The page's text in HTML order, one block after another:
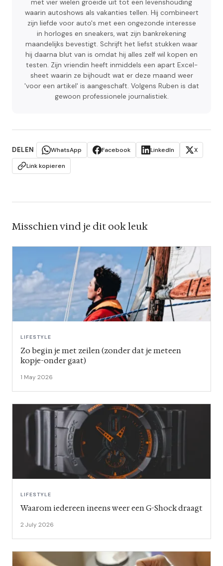
met vier wielen groeide uit tot een levenshouding
waarin autoshows als vakanties tellen. Hij combineert
zijn liefde voor auto's met een ongezonde interesse
in horloges en sneakers, wat zijn bankrekening
maandelijks bevestigt. Schrijft het liefst stukken waar
hij daarna blut van is omdat hij alles zelf wil kopen en
testen. Zijn vriendin heeft inmiddels een apart Excel-
sheet waarin ze bijhoudt wat er deze maand weer
'voor een artikel' is aangeschaft. Volgens Ruben is dat
gewoon professionele journalistiek.
DELEN WhatsApp Facebook LinkedIn
X
Link kopieren
Misschien vind je dit ook leuk
LIFESTYLE
Zo begin je met zeilen (zonder dat je meteen
kopje-onder gaat)
1 May 2026
LIFESTYLE
Waarom iedereen ineens weer een G-Shock draagt
2 July 2026